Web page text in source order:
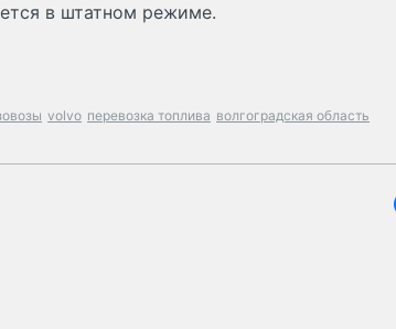
в штатном режиме.
volvo перевозка топлива волгоградская область